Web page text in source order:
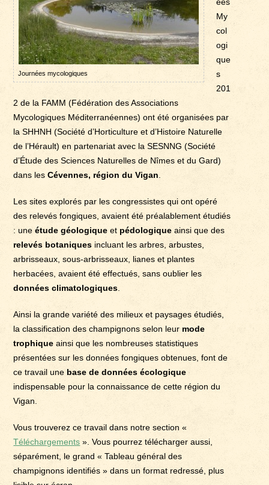
Journées mycologiques
My
col
ogi
que
s
201
2 de la FAMM (Fédération des Associations
Mycologiques Méditerranéennes) ont été organisées par
la SHHNH (Société d’Horticulture et d’Histoire Naturelle
de l’Hérault) en partenariat avec la SESNNG (Société
d’Étude des Sciences Naturelles de Nîmes et du Gard)
dans lesCévennes, région du Vigan
Les sites explorés par les congressistes qui ont opéré
des relevés fongiques, avaient été préalablement étudiés
: uneétude géologique et pédologique ainsi que des
relevés botaniques incluant les arbres, arbustes,
arbrisseaux, sous-arbrisseaux, lianes et plantes
herbacées, avaient été effectués, sans oublier les
données climatologiques
Ainsi la grande variété des milieux et paysages étudiés,
la classification des champignons selon leur mode
trophique ainsi que les nombreuses statistiques
présentées sur les données fongiques obtenues, font de
ce travail une base de données écologique
indispensable pour la connaissance de cette région du
Vigan.
Vous trouverez ce travail dans notre section «
Téléchargements ». Vous pourrez télécharger aussi,
séparément, le grand « Tableau général des
champignons identifiés » dans un format redressé, plus